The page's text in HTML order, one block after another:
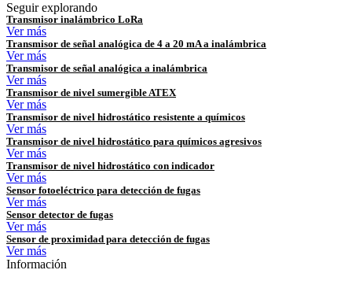
Seguir explorando
Transmisor inalámbrico LoRa
Ver más
Transmisor de señal analógica de 4 a 20 mA a inalámbrica
Ver más
Transmisor de señal analógica a inalámbrica
Ver más
Transmisor de nivel sumergible ATEX
Ver más
Transmisor de nivel hidrostático resistente a químicos
Ver más
Transmisor de nivel hidrostático para químicos agresivos
Ver más
Transmisor de nivel hidrostático con indicador
Ver más
Sensor fotoeléctrico para detección de fugas
Ver más
Sensor detector de fugas
Ver más
Sensor de proximidad para detección de fugas
Ver más
Información